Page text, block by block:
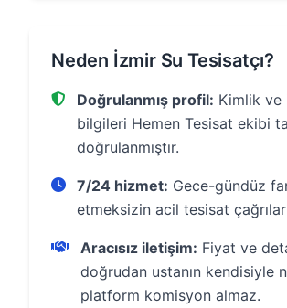
Neden İzmir Su Tesisatçı?
Doğrulanmış profil: Kimlik ve
bilgileri Hemen Tesisat ekibi
doğrulanmıştır.
7/24 hizmet: Gece-gündüz
etmeksizin acil tesisat
Aracısız iletişim: Fiyat ve
doğrudan ustanın kendisiyle
platform komisyon almaz.